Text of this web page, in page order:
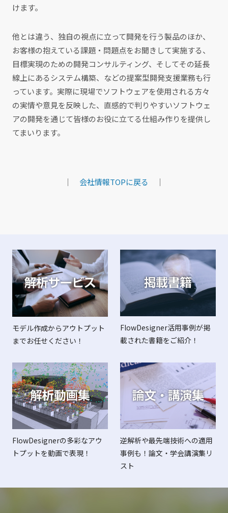
けます。
他とは違う、独自の視点に立って開発を行う製品のほか、
お客様の抱えている課題・問題点をお聞きして実施する、
目標実現のための開発コンサルティング、そしてその延長
線上にあるシステム構築、などの提案型開発支援業務も行
っています。実際に現場でソフトウェアを使用される方々
の実情や意見を反映した、直感的で判りやすいソフトウェ
アの開発を通じて皆様のお役に立てる仕組み作りを提供し
てまいります。
｜ 会社情報TOPに戻る ｜
モデル作成からアウトプット
までお任せください！
FlowDesigner活用事例が掲
載された書籍をご紹介！
FlowDesignerの多彩なアウ
トプットを動画で表現！
逆解析や最先端技術への適用
事例も！論文・学会講演集リ
スト